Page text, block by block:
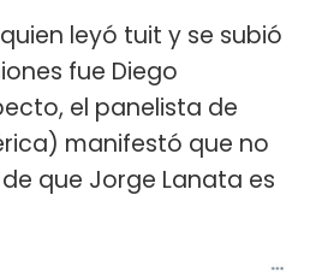
leyó tuit y se subió
fue Diego
el panelista de
manifestó que no
que Jorge Lanata es